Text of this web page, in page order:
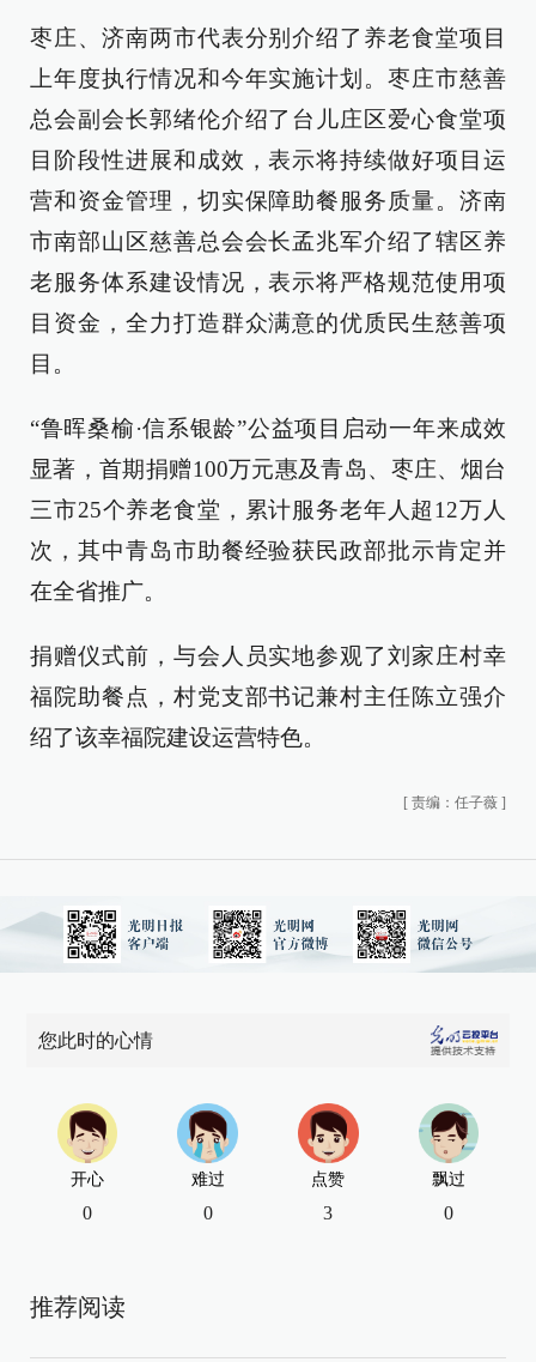
枣庄、济南两市代表分别介绍了养老食堂项目
上年度执行情况和今年实施计划。枣庄市慈善
总会副会长郭绪伦介绍了台儿庄区爱心食堂项
目阶段性进展和成效，表示将持续做好项目运
营和资金管理，切实保障助餐服务质量。济南
市南部山区慈善总会会长孟兆军介绍了辖区养
老服务体系建设情况，表示将严格规范使用项
目资金，全力打造群众满意的优质民生慈善项
目。
“鲁晖桑榆·信系银龄”公益项目启动一年来成效
显著，首期捐赠100万元惠及青岛、枣庄、烟台
三市25个养老食堂，累计服务老年人超12万人
次，其中青岛市助餐经验获民政部批示肯定并
在全省推广。
捐赠仪式前，与会人员实地参观了刘家庄村幸
福院助餐点，村党支部书记兼村主任陈立强介
绍了该幸福院建设运营特色。
[ 责编：任子薇 ]
您此时的心情
开心
0
难过
0
点赞
3
飘过
0
推荐阅读